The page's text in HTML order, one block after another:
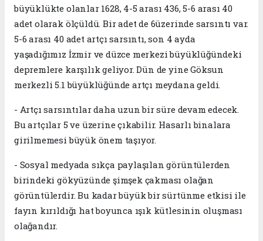
büyüklükte olanlar 1628, 4-5 arası 436, 5-6 arası 40
adet olarak ölçüldü. Bir adet de 6üzerinde sarsıntı var.
5-6 arası 40 adet artçı sarsıntı, son 4 ayda
yaşadığımız İzmir ve düzce merkezi büyüklüğündeki
depremlere karşılık geliyor. Dün de yine Göksun
merkezli 5.1 büyüklüğünde artçı meydana geldi.
- Artçı sarsıntılar daha uzun bir süre devam edecek.
Bu artçılar 5 ve üzerine çıkabilir. Hasarlı binalara
girilmemesi büyük önem taşıyor.
- Sosyal medyada sıkça paylaşılan görüntülerden
birindeki gökyüzünde şimşek çakması olağan
görüntülerdir. Bu kadar büyük bir sürtünme etkisi ile
fayın kırıldığı hat boyunca ışık kütlesinin oluşması
olağandır.